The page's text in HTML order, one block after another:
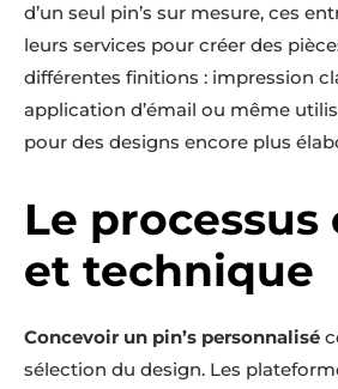
d’un seul pin’s sur mesure, ces
leurs services pour créer des
différentes finitions : impression
application d’émail ou même
pour des designs encore plus
Le
et technique
Concevoir un pin’s personnalisé
sélection du design. Les